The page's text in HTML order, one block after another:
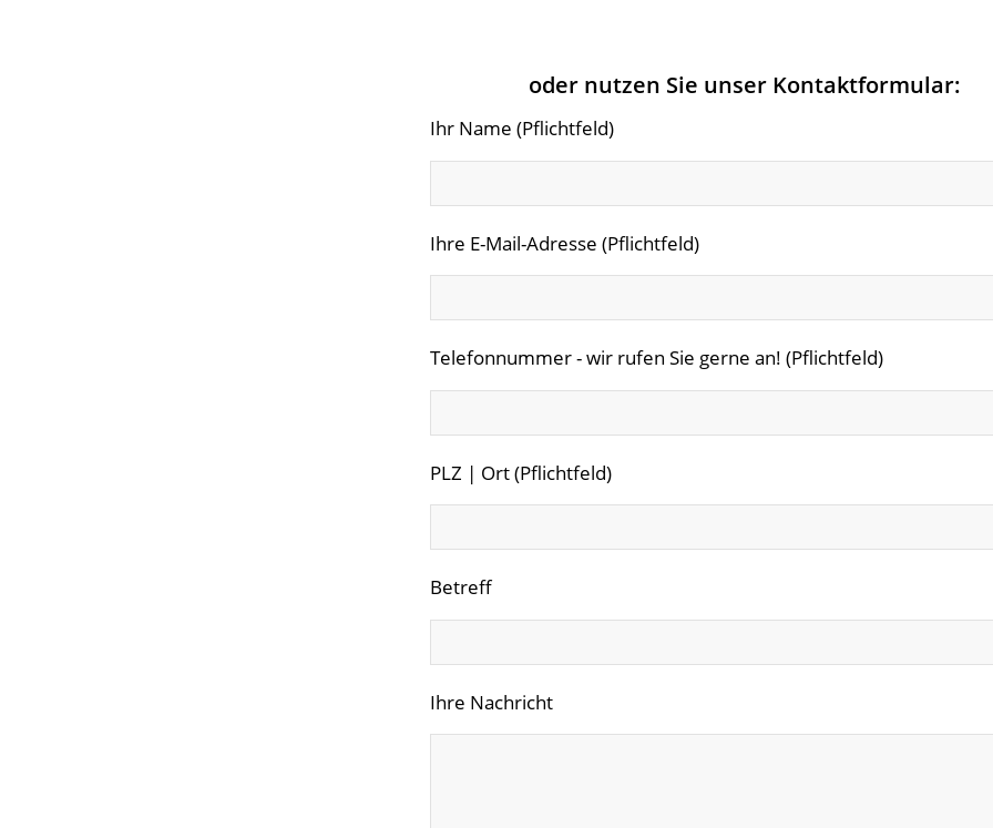
oder nutzen Sie unser Kontaktformular:
Ihr Name (Pflichtfeld)
Ihre E-Mail-Adresse (Pflichtfeld)
Telefonnummer - wir rufen Sie gerne an! (Pflichtfeld)
PLZ | Ort (Pflichtfeld)
Betreff
Ihre Nachricht